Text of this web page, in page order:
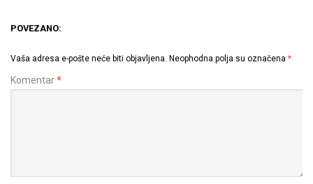
POVEZANO:
Vaša adresa e-pošte neće biti objavljena. Neophodna polja su označena *
Komentar*